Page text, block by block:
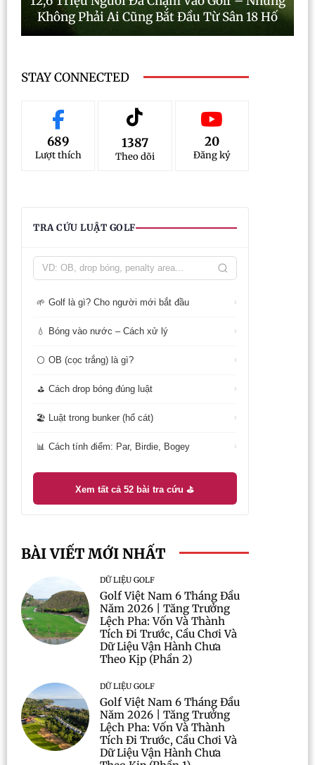
Không Phải Ai Cũng Bắt Đầu Từ Sân 18 Hố
STAY CONNECTED
689
Lượt thích
1387
Theo dõi
20
Đăng ký
TRA CỨU LUẬT GOLF
🌱 Golf là gì? Cho người mới bắt đầu ›
💧 Bóng vào nước – Cách xử lý ›
⚪ OB (cọc trắng) là gì? ›
⛳ Cách drop bóng đúng luật ›
🏖️ Luật trong bunker (hố cát) ›
📊 Cách tính điểm: Par, Birdie, Bogey ›
Xem tất cả 52 bài tra cứu ⛳
BÀI VIẾT MỚI NHẤT
DỮ LIỆU GOLF
Golf Việt Nam 6 Tháng Đầu
Năm 2026 | Tăng Trưởng
Lệch Pha: Vốn Và Thành
Tích Đi Trước, Cầu Chơi Và
Dữ Liệu Vận Hành Chưa
Theo Kịp (Phần 2)
DỮ LIỆU GOLF
Golf Việt Nam 6 Tháng Đầu
Năm 2026 | Tăng Trưởng
Lệch Pha: Vốn Và Thành
Tích Đi Trước, Cầu Chơi Và
Dữ Liệu Vận Hành Chưa